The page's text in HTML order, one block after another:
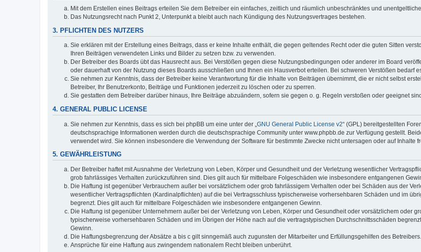
Mit dem Erstellen eines Beitrags erteilen Sie dem Betreiber ein einfaches, zeitlich und räumlich unbeschränktes und
Das Nutzungsrecht nach Punkt 2, Unterpunkt a bleibt auch nach Kündigung des Nutzungsvertrages bestehen.
3. PFLICHTEN DES NUTZERS
Sie erklären mit der Erstellung eines Beitrags, dass er keine Inhalte enthält, die gegen geltendes Recht oder die guten Sitten
Ihren Beiträgen verwendeten Links und Bilder zu setzen bzw. zu verwenden.
Der Betreiber des Boards übt das Hausrecht aus. Bei Verstößen gegen diese Nutzungsbedingungen oder anderer im Board
oder dauerhaft von der Nutzung dieses Boards ausschließen und Ihnen ein Hausverbot erteilen. Bei schweren Verstößen bedarf
Sie nehmen zur Kenntnis, dass der Betreiber keine Verantwortung für die Inhalte von Beiträgen übernimmt, die er nicht selbst
Betreiber, Ihr Benutzerkonto, Beiträge und Funktionen jederzeit zu löschen oder zu sperren.
Sie gestatten dem Betreiber darüber hinaus, Ihre Beiträge abzuändern, sofern sie gegen o. g. Regeln verstoßen oder geeignet
4. GENERAL PUBLIC LICENSE
Sie nehmen zur Kenntnis, dass es sich bei phpBB um eine unter der „ GNU General Public License v2“ (GPL) bereitgestellten
deutschsprachige Informationen werden durch die deutschsprachige Community unter www.phpbb.de zur Verfügung gestellt.
verwendet wird. Sie können insbesondere die Verwendung der Software für bestimmte Zwecke nicht untersagen oder auf Inhalte
5. GEWÄHRLEISTUNG
Der Betreiber haftet mit Ausnahme der Verletzung von Leben, Körper und Gesundheit und der Verletzung wesentlicher
grob fahrlässiges Verhalten zurückzuführen sind. Dies gilt auch für mittelbare Folgeschäden wie insbesondere entgangenen
Die Haftung ist gegenüber Verbrauchern außer bei vorsätzlichem oder grob fahrlässigem Verhalten oder bei Schäden aus der
wesentlicher Vertragspflichten (Kardinalpflichten) auf die bei Vertragsschluss typischerweise vorhersehbaren Schäden und im
begrenzt. Dies gilt auch für mittelbare Folgeschäden wie insbesondere entgangenen Gewinn.
Die Haftung ist gegenüber Unternehmern außer bei der Verletzung von Leben, Körper und Gesundheit oder vorsätzlichem oder
typischerweise vorhersehbaren Schäden und im Übrigen der Höhe nach auf die vertragstypischen Durchschnittsschäden
Gewinn.
Die Haftungsbegrenzung der Absätze a bis c gilt sinngemäß auch zugunsten der Mitarbeiter und Erfüllungsgehilfen des Betreibers.
Ansprüche für eine Haftung aus zwingendem nationalem Recht bleiben unberührt.